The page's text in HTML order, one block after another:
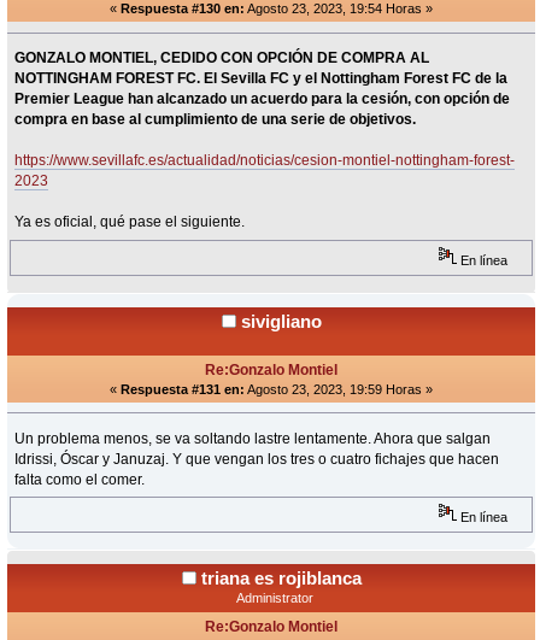
« Respuesta #130 en: Agosto 23, 2023, 19:54 Horas »
GONZALO MONTIEL, CEDIDO CON OPCIÓN DE COMPRA AL
NOTTINGHAM FOREST FC. El Sevilla FC y el Nottingham Forest FC de la
Premier League han alcanzado un acuerdo para la cesión, con opción de
compra en base al cumplimiento de una serie de objetivos.
https://www.sevillafc.es/actualidad/noticias/cesion-montiel-nottingham-forest-
2023
Ya es oficial, qué pase el siguiente.
En línea
sivigliano
Re:Gonzalo Montiel
« Respuesta #131 en: Agosto 23, 2023, 19:59 Horas »
Un problema menos, se va soltando lastre lentamente. Ahora que salgan
Idrissi, Óscar y Januzaj. Y que vengan los tres o cuatro fichajes que hacen
falta como el comer.
En línea
triana es rojiblanca
Administrator
Re:Gonzalo Montiel